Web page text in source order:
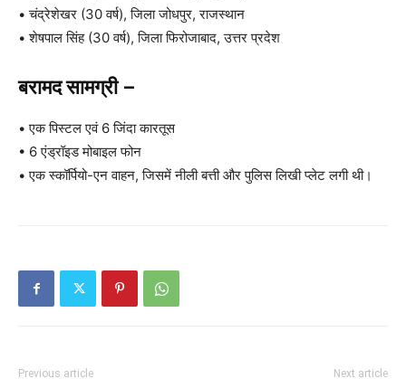
• चंद्रेशेखर (30 वर्ष), जिला जोधपुर, राजस्थान
• शेषपाल सिंह (30 वर्ष), जिला फिरोजाबाद, उत्तर प्रदेश
बरामद सामग्री –
• एक पिस्टल एवं 6 जिंदा कारतूस
• 6 एंड्रॉइड मोबाइल फोन
• एक स्कॉर्पियो-एन वाहन, जिसमें नीली बत्ती और पुलिस लिखी प्लेट लगी थी।
Previous article Next article